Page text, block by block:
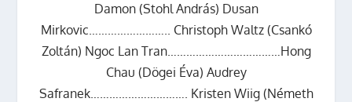
Damon (Stohl András) Dusan
Mirkovic…………………….. Christoph Waltz (Csankó
Zoltán) Ngoc Lan Tran………………………………Hong
Chau (Dögei Éva) Audrey
Safranek…………………………. Kristen Wiig (Németh